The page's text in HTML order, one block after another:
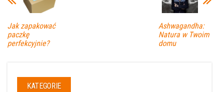
Jak zapakować
paczkę
perfekcyjnie?
Ashwagandha:
Natura w Twoim
domu
KATEGORIE